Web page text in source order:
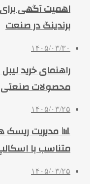
اهمیت آگهی
برندینگ در صنعت
۱۴۰۵/۰۳/۳۰
راهنمای خرید
محصولات صنعتی
۱۴۰۵/۰۳/۲۵
📊 مدیریت ریسک
متناسب با
۱۴۰۵/۰۳/۲۵